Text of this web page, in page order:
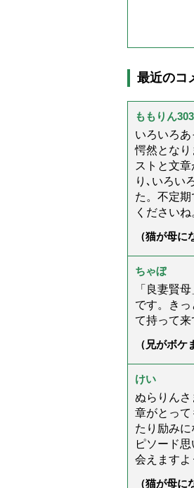
最近のコ
ももりん
いろいろ
愕然とな
ストと文
り､いろい
た。不定
ください
（猫が母
ちゃぼ
「良妻賢
です。き
て持って来
（兄がボ
けい
ぬらりん
章がとっ
たり励み
ピソード
会えますよ
（猫が母